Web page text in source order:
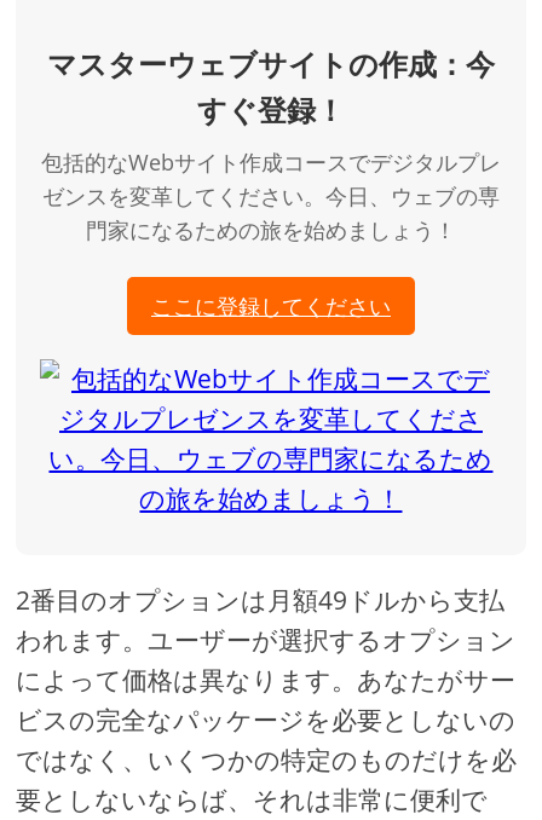
マスターウェブサイトの作成：今
すぐ登録！
包括的なWebサイト作成コースでデジタルプレ
ゼンスを変革してください。今日、ウェブの専
門家になるための旅を始めましょう！
ここに登録してください
2番目のオプションは月額49ドルから支払
われます。ユーザーが選択するオプション
によって価格は異なります。あなたがサー
ビスの完全なパッケージを必要としないの
ではなく、いくつかの特定のものだけを必
要としないならば、それは非常に便利で